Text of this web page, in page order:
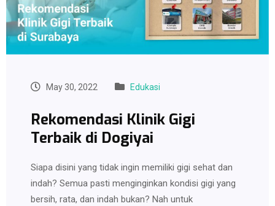
May 30, 2022 Edukasi
Rekomendasi Klinik Gigi
Terbaik di Dogiyai
Siapa disini yang tidak ingin memiliki gigi sehat dan
indah? Semua pasti menginginkan kondisi gigi yang
bersih, rata, dan indah bukan? Nah untuk